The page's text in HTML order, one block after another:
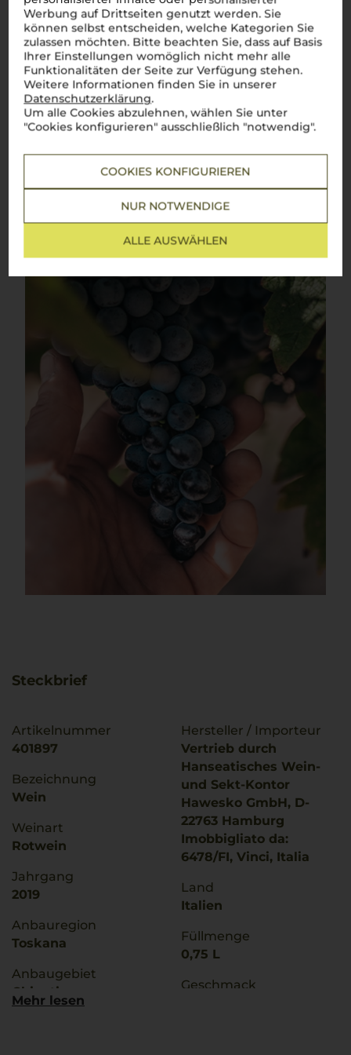
Werbung auf Drittseiten genutzt werden. Sie
können selbst entscheiden, welche Kategorien Sie
zulassen möchten. Bitte beachten Sie, dass auf Basis
Ihrer Einstellungen womöglich nicht mehr alle
Funktionalitäten der Seite zur Verfügung stehen.
Weitere Informationen finden Sie in unserer
Datenschutzerklärung.
Um alle Cookies abzulehnen, wählen Sie unter
"Cookies konfigurieren" ausschließlich "notwendig".
COOKIES KONFIGURIEREN
NUR NOTWENDIGE
ALLE AUSWÄHLEN
Klassiker der toskanischen Weinkultur – elegant, vielseitig
und unverwechselbar
Sangiovese , tief verwurzelt in den sanften Hügeln der
Toskana, ist der Inbegriff italienischer Weintradition. Mit
seinen Aromen von reifen Kirschen, feinen Kräutern und einer
eleganten Würze spiegelt er die Vielfalt und Schönheit der
Region wider. Dieservino rosso
ausgewogene Struktur, die ihn zu einem vielseitigen
Begleiter macht – sei es zu einer herzhaftenPappa al
Pomodoro, einem zartenArrostooder einem würzigen
direkt auf den Tisch. Einbicchiere di Sangiovese– und man
ist mitten im Herzen Italiens.Cin cin!
Steckbrief
Artikelnummer
401897
Bezeichnung
Wein
Weinart
Rotwein
Jahrgang
2019
Anbauregion
Toskana
Anbaugebiet
Chianti
Hersteller / Importeur
Vertrieb durch
Hanseatisches Wein-
und Sekt-Kontor
Hawesko GmbH, D-
22763 Hamburg
Imobbigliato da:
6478/FI, Vinci, Italia
Land
Italien
Füllmenge
0,75 L
Geschmack
Mehr lesen